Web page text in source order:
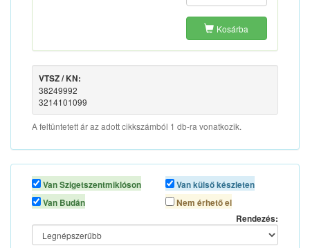
Kosárba
VTSZ / KN:
38249992
3214101099
A feltüntetett ár az adott cikkszámból 1 db-ra vonatkozik.
Van Szigetszentmiklóson
Van Budán
Van külső készleten
Nem érhető el
Rendezés: